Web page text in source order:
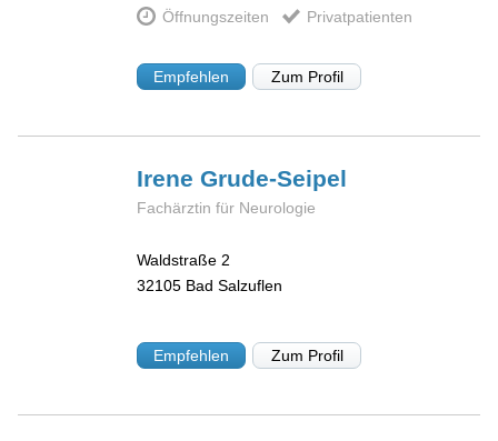
Öffnungszeiten Privatpatienten
Empfehlen Zum Profil
IreneGrude-Seipel
Fachärztin für Neurologie
Waldstraße 2
32105 Bad Salzuflen
Empfehlen Zum Profil